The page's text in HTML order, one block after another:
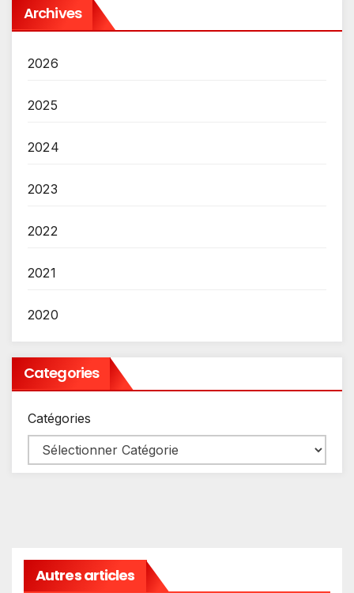
Archives
2026
2025
2024
2023
2022
2021
2020
Categories
Catégories
Autres articles